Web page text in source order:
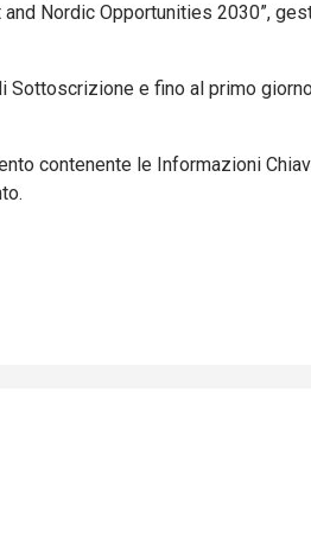
Nordic Opportunities 2030”,
Sottoscrizione e fino al primo
contenente le Informazioni